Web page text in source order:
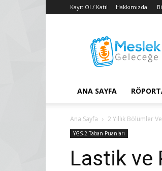
Kayıt Ol / Katıl Hakkımızda
Puanları
–
2018
–
Konuları
ANA SAYFA
Ana Sayfa 2 Yıllık Bölümler
YGS-2 Taban Puanları
Lastik ve